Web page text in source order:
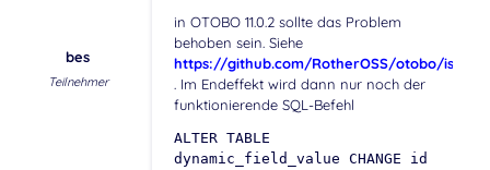
bes
Teilnehmer
in OTOBO 11.0.2 sollte das Problem
behoben sein. Siehe
https://github.com/RotherOSS/otobo/
. Im Endeffekt wird dann nur noch der
funktionierende SQL-Befehl
ALTER TABLE
dynamic_field_value CHANGE id